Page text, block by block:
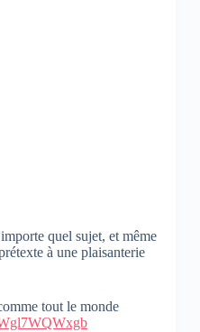
quel sujet, et même
à une plaisanterie
tout le monde